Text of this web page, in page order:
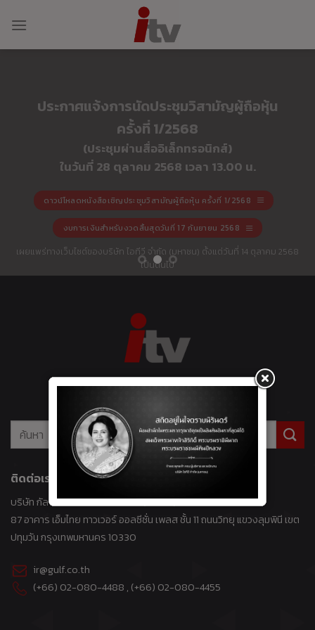
ประกาศแจ้งการนัดประชุมวิสามัญผู้ถือหุ้น
ครั้งที่ 1/2568
(ประชุมผ่านสื่ออิเล็กทรอนิกส์)
ในวันที่ 28 ตุลาคม 2568 เวลา 13.00 น.
ดาวน์โหลดหนังสือเชิญประชุมวิสามัญผู้ถือหุ้น ครั้งที่ 1/2568
งบการเงินสำหรับงวดสิ้นสุดวันที่ 17 กันยายน 2568
เผยแพร่ทางเว็บไซต์ของบริษัท ไอทีวี จำกัด (มหาชน) ตั้งแต่วันที่ 14 ตุลาคม 2568
เป็นต้นไป
ติดต่อเรา
บริษัท กัลฟ์ ดีเวลลอปเมนท์ จำกัด (มหาชน)
87 อาคาร เอ็มไทย ทาวเวอร์ ออลซีซั่น เพลส ชั้น 11 ถนนวิทยุ แขวงลุมพินี เขต
ปทุมวัน กรุงเทพมหานคร 10330
ir@gulf.co.th
(+66) 02-080-4488 , (+66) 02-080-4455